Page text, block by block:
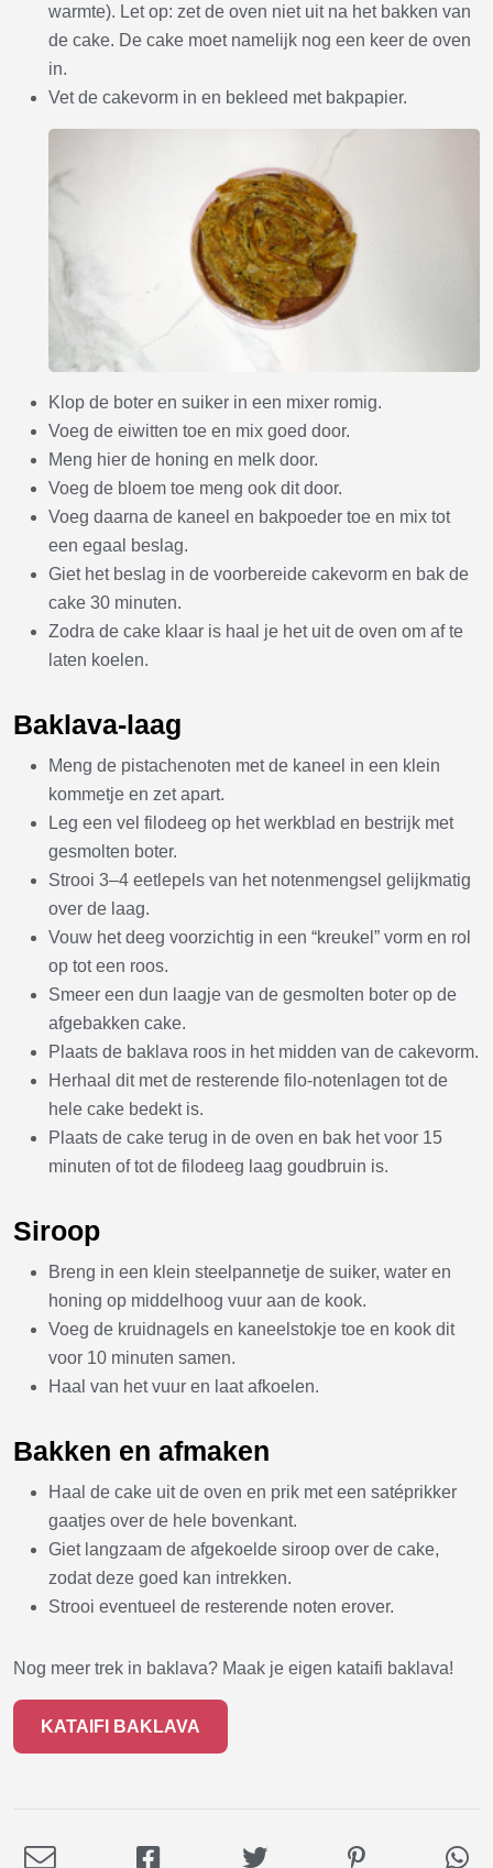
warmte). Let op: zet de oven niet uit na het bakken van
de cake. De cake moet namelijk nog een keer de oven
in.
Vet de cakevorm in en bekleed met bakpapier.
Klop de boter en suiker in een mixer romig.
Voeg de eiwitten toe en mix goed door.
Meng hier de honing en melk door.
Voeg de bloem toe meng ook dit door.
Voeg daarna de kaneel en bakpoeder toe en mix tot
een egaal beslag.
Giet het beslag in de voorbereide cakevorm en bak de
cake 30 minuten.
Zodra de cake klaar is haal je het uit de oven om af te
laten koelen.
Baklava-laag
Meng de pistachenoten met de kaneel in een klein
kommetje en zet apart.
Leg een vel filodeeg op het werkblad en bestrijk met
gesmolten boter.
Strooi 3–4 eetlepels van het notenmengsel gelijkmatig
over de laag.
Vouw het deeg voorzichtig in een “kreukel” vorm en rol
op tot een roos.
Smeer een dun laagje van de gesmolten boter op de
afgebakken cake.
Plaats de baklava roos in het midden van de cakevorm.
Herhaal dit met de resterende filo-notenlagen tot de
hele cake bedekt is.
Plaats de cake terug in de oven en bak het voor 15
minuten of tot de filodeeg laag goudbruin is.
Siroop
Breng in een klein steelpannetje de suiker, water en
honing op middelhoog vuur aan de kook.
Voeg de kruidnagels en kaneelstokje toe en kook dit
voor 10 minuten samen.
Haal van het vuur en laat afkoelen.
Bakken en afmaken
Haal de cake uit de oven en prik met een satéprikker
gaatjes over de hele bovenkant.
Giet langzaam de afgekoelde siroop over de cake,
zodat deze goed kan intrekken.
Strooi eventueel de resterende noten erover.
Nog meer trek in baklava? Maak je eigen kataifi baklava!
KATAIFI BAKLAVA
Deel
Deel